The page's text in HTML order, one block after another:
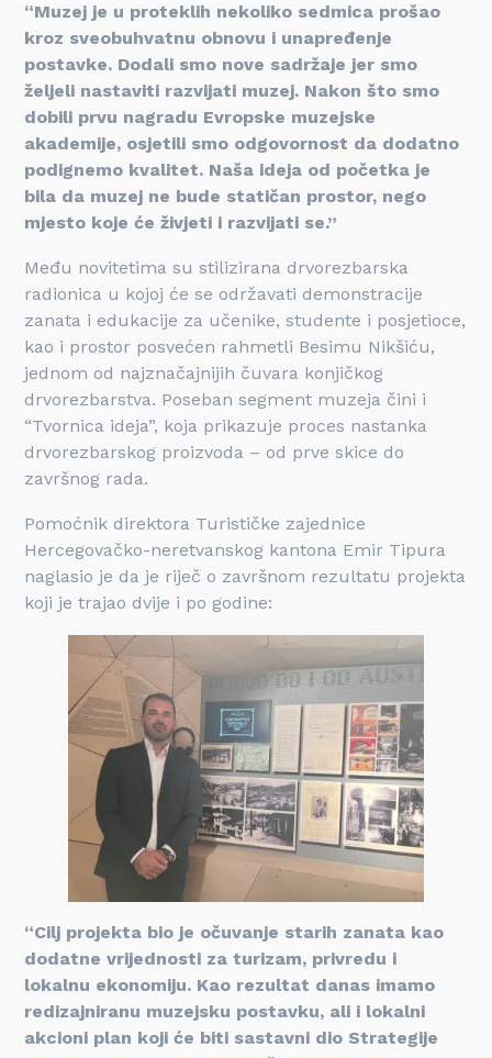
“Muzej je u proteklih nekoliko sedmica prošao
kroz sveobuhvatnu obnovu i unapređenje
postavke. Dodali smo nove sadržaje jer smo
željeli nastaviti razvijati muzej. Nakon što smo
dobili prvu nagradu Evropske muzejske
akademije, osjetili smo odgovornost da dodatno
podignemo kvalitet. Naša ideja od početka je
bila da muzej ne bude statičan prostor, nego
mjesto koje će živjeti i razvijati se.”
Među novitetima su stilizirana drvorezbarska
radionica u kojoj će se održavati demonstracije
zanata i edukacije za učenike, studente i posjetioce,
kao i prostor posvećen rahmetli Besimu Nikšiću,
jednom od najznačajnijih čuvara konjičkog
drvorezbarstva. Poseban segment muzeja čini i
“Tvornica ideja”, koja prikazuje proces nastanka
drvorezbarskog proizvoda – od prve skice do
završnog rada.
Pomoćnik direktora Turističke zajednice
Hercegovačko-neretvanskog kantona Emir Tipura
naglasio je da je riječ o završnom rezultatu projekta
koji je trajao dvije i po godine:
“Cilj projekta bio je očuvanje starih zanata kao
dodatne vrijednosti za turizam, privredu i
lokalnu ekonomiju. Kao rezultat danas imamo
redizajniranu muzejsku postavku, ali i lokalni
akcioni plan koji će biti sastavni dio Strategije